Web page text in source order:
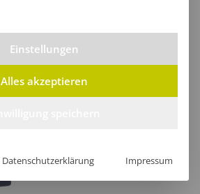
Einstellungen
Alles akzeptieren
Datenschutzerklärung Impressum